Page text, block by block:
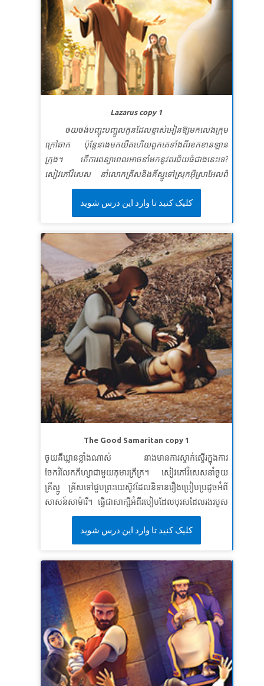
៣៣: ៣ (NKJV)
មេរៀនទី ២ ព្រះជាម្ចាស់បញ្ចូលអាមេរិក
សេចក្តីពិតវិសេស៖ ព្រះអនុញ្ញាតឱ្យយើងធ្វើអ្វីដែលអស្ចារ្យ។
ខគម្ពីរវិសេស សូមឱ្យទ្រង់បំពាក់ឱ្យអ្នកនូវអ្វីទាំងអស់ដែលអ្នក
ត្រូវការសម្រាប់ធ្វើតាមព្រះហឫទ័យរបស់ទ្រង់។ សូមឱ្យទ្រង់
បង្កើតផលនៅក្នុងអ្នកតាមរយៈព្រះចេស្ដានៃព្រះយេស៊ូវគ្រីស្ទ
មេរៀនទី 3 ចែករំលែកអំណោយរបស់ព្រះ
សេចក្តីពិតវិសេស៖ ខ្ញុំនឹងប្រាប់អ្នកដទៃអំពីព្រះយេស៊ូវដែលជា
អំណោយទានរបស់ព្រះ។
ទទួលយកទ្រង់នោះទ្រង់បានប្រទានសិទ្ធិ ឲ្យ ក្លាយជាកូនរបស់
Lazarus copy 1
ចយចង់បញ្ចុះបញ្ចូលកូនដែលខ្មាស់អៀនឱ្យមកលេងក្រុម
ក្រៅឆាក​ ប៉ុន្តែនាងមកយឺតហើយពួកគេទាំងពីរខកខានឡាន
ក្រុង។ តើការពន្យាពេលអាចនាំមកនូវពរជ័យធំជាងនេះទេ?
សៀវភៅវិសេស នាំលោកគ្រីសនិងគីស្មូទៅស្រុកអ៊ីស្រាអែលពី
បុរាណ ដែលព្រះយេស៊ូ៉៊ឮថាឡាសារដែលជាមិត្តរបស់គាត់ឈឺ
ធ្ងន់។ ជាជាងប្រញាប់ប្រញាល់ធ្វើឱ្យគាត់ជាសះស្បើយព្រះយេស៊ូ
ពន្យាពេលហើយពេលទ្រង់មកដល់ឡាសាបានស្លាប់ទៅ។ សូម
ធ្វើជាសាក្សីអំពីការអស្ចារ្យដែលព្រះយេស៊ូបានធ្វើអព្ភូតហេតុដ៏
អស្ចារ្យជាងនេះ ដោយទ្រង់ប្រោសឲ្យរស់ឡើងវិញ! ក្មេងៗដឹងថា
ពេលវេលារបស់ព្រះគឺល្អឥតខ្ចោះ។ * ត្រូវប្រាកដថាបានមើល
វីដេអូរឿងព្រះគម្ពីរជាមុនសម្រាប់វគ្គសិក្សានេះព្រោះរូបភាពខ្លះ
អាចខ្លាំងពេកសម្រាប់ក្មេងៗ។ សង្ខេបនិមិត្ត គឺមិនសូវជាខ្លាំងទេ។
សូមមើលផងដែរនូវប្រវត្តិព្រះគម្ពីរនិងវីដេអូសញ្ញាសម្គាល់។
មេរៀនទី 1 ពេលវេលាជាមួយព្រះយេស៊ូវ
សេចក្តីពិតវិសេស៖ Super Truth៖​ ខ្ញុំនឹងចំណាយពេល
ជាមួយព្រះយេស៊ូ។
ខគម្ពីរវិសេស SuperVerse៖មានរឿងតែមួយគត់ដែលគួរ ឲ្យ
ព្រួយបារម្ភ។ ម៉ារីបានរកឃើញ ហើយវានឹងមិនត្រូវបាន
យកចេញពីនាងទេ។លូកា ១០:៤២ (អិនអិលធី។ )
ខគម្ពីរវិសេស ត្រូវហើយរង់ចាំព្រះអម្ចាស់ដោយអត់ធ្មត់។ ចូរ
ក្លាហាននិងក្លាហាន។ ត្រូវហើយរង់ចាំព្រះអម្ចាស់ដោយអត់ធ្មត់។
ទំនុកតម្កើង ២៧:១៤ (អិនអិលធី)
មេរៀនទី ៣: ប្រភពនៃជីវិតរបស់យើង
សេចក្តីពិតវិសេស៖ សេចក្តីពិតវិសេស៖ព្រះយេស៊ូវគឺជាប្រភព
ខគម្ពីរវិសេស ខគម្ពីរវិសេស៖អ្នកណាមានព្រះបុត្រាអ្នកនោះមាន
ជីវិត។ អ្នកណាគ្មានព្រះបុត្រារបស់ព្រះជាម្ចាស់អ្នកនោះគ្មានជីវិត
ឡើយ។
យ៉ូហានទី១ ៥:១២ (អិនអិលធី)
کلیک کنید تا وارد این درس شوید
The Good Samaritan copy 1
ចូយគឺឃ្លានខ្លាំងណាស់ នាងមានការស្ទាក់ស្ទើរក្នុងការ
ចែករំលែកភីហ្សាជាមួយកុមារក្រីក្រ។ សៀវភៅវិសេសនាំចូយ
គ្រីស្មូ គ្រីសទៅជួបព្រះយេស៊ូវដែលនិទានរឿងប្រៀបប្រដូចអំពី
សាសន៍សាម៉ារី។ ធ្វើជាសាក្សីអំពីរបៀបដែលបុរសដែលរងរបួស
ត្រូវបានមិនអើពើ ដោយមនុស្សសំខាន់ៗបន្ទាប់មកត្រូវ
បានជួយសង្គ្រោះដោយជនបរទេសដែលត្រូវបានគេមើលងាយ
ដោយប្រជាជនក្នុងស្រុក។ កុមាររៀនពីសារៈសំខាន់នៃការយក
ចិត្តទុកដាក់ចំពោះអ្នកដទៃ ហើយមនុស្សទាំងអស់គឺជាអ្នកជិត
ខាងរបស់យើង។
មេរៀនទី ១៖ ភាពស្មើរគ្នា
ខគម្ពីរវិសេស៖ខ្ញុំនឹងប្រព្រឹត្តចំពោះអ្នកដទៃដោយស្មើភាព។
SuperVerse៖«អ្នក​ណា​ដែល​មិន​កោតខ្លាច​ដល់​ពួក​អ្នក​ជា​
ប្រធាន ឬ​មិន​យល់​ដល់​ពួក​អ្នក​មាន​ជា​ជាង​អ្នក​ក្រ ដោយ​ព្រោះ​គេ​
សុទ្ធ​តែ​ជា​ការ​នៃ​ព្រះហស្ត​ទ្រង់​ធ្វើ​ទាំង​អស់។យ៉ូប ៣៤:១៩
មេរៀនទី ២ ស្រឡាញ់អ្នកជិតខាង
کلیک کنید تا وارد این درس شوید